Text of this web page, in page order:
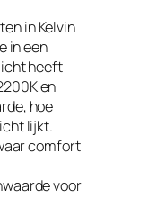
in Kelvin
in een
heeft
en
hoe
lijkt.
comfort
voor